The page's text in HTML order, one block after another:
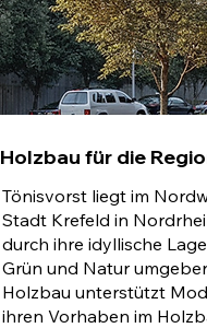
Holzbau für die
Tönisvorst liegt im
Stadt Krefeld in
durch ihre idyllische
Grün und Natur
Holzbau unterstützt
ihren Vorhaben im